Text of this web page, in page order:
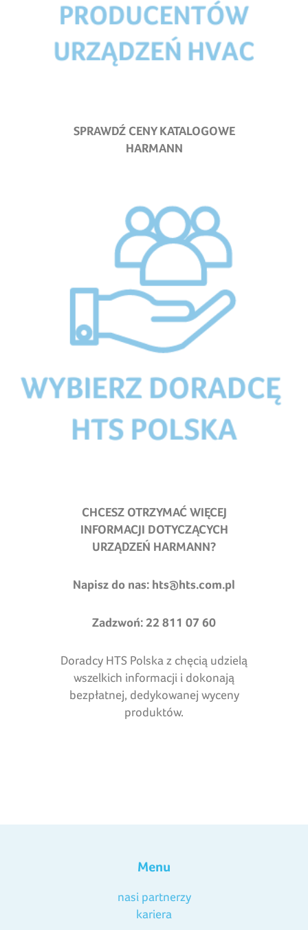
SPRAWDŹ CENY KATALOGOWE
HARMANN
CHCESZ OTRZYMAĆ WIĘCEJ
INFORMACJI DOTYCZĄCYCH
URZĄDZEŃ HARMANN?
Napisz do nas: hts@hts.com.pl
Zadzwoń: 22 811 07 60
Doradcy HTS Polska z chęcią udzielą
wszelkich informacji i dokonają
bezpłatnej, dedykowanej wyceny
produktów.
Menu
nasi partnerzy
kariera